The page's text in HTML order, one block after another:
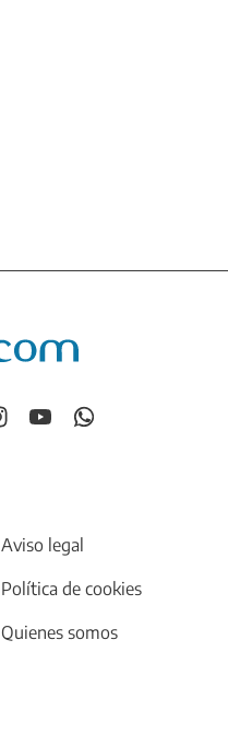
Aviso legal
Política de cookies
Quienes somos